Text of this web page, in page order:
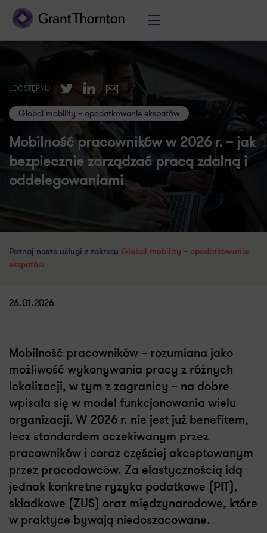
UDOSTĘPNIJ TwitterLinkedInE-mail
Global mobility – opodatkowanie ekspatów
Mobilność pracowników w 2026 r. – jak
bezpiecznie zarządzać pracą zdalną i
oddelegowaniami
Poznaj nasze usługi z zakresu Global mobility – opodatkowanie
ekspatów
26.01.2026
Mobilność pracowników – rozumiana jako
możliwość wykonywania pracy z różnych
lokalizacji, w tym z zagranicy – na dobre
wpisała się w model funkcjonowania wielu
organizacji. W 2026 r. nie jest już benefitem,
lecz standardem oczekiwanym przez
pracowników i coraz częściej akceptowanym
przez pracodawców. Za elastycznością idą
jednak konkretne ryzyka podatkowe (PIT),
składkowe (ZUS) oraz międzynarodowe, które
w praktyce bywają niedoszacowane.